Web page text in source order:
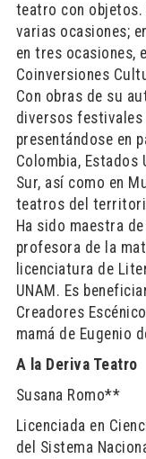
teatro con objetos.
varias ocasiones;
en tres ocasiones,
Coinversiones
Con obras de su
diversos festivales
presentándose en
Colombia, Estados
Sur, así como en
teatros del
Ha sido maestra
profesora de la
licenciatura de
UNAM. Es
Creadores
mamá de Eugenio
A la Deriva Teatro
Susana Romo**
Licenciada en
del Sistema